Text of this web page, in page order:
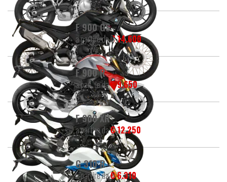
F 900 GS
a partire da€ 14.600
F 900 R
a partire da€ 9.650
F 900 XR
a partire da€ 12.250
G 310 R
a partire da€ 6.310